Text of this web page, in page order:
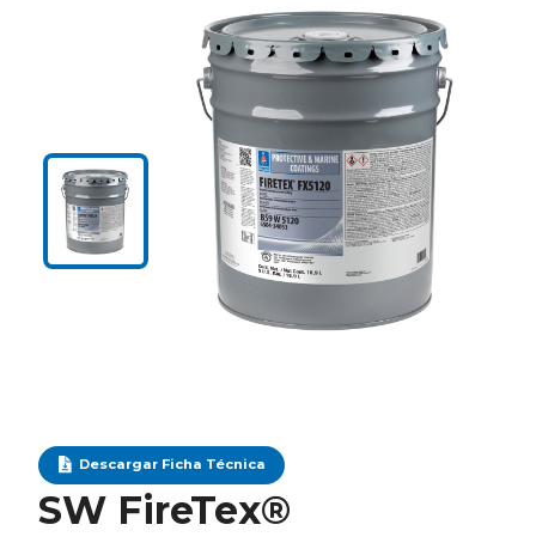
Descargar Ficha Técnica
SW FireTex®